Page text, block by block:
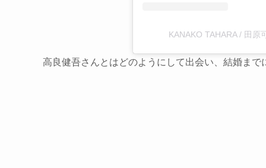
KANAKO TAHARA / 田
高良健吾さんとはどのようにして出会い、結婚ま